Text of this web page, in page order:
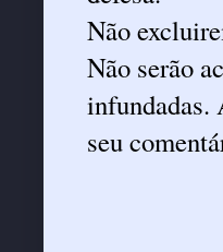
Não
Não serão
infundadas.
seu